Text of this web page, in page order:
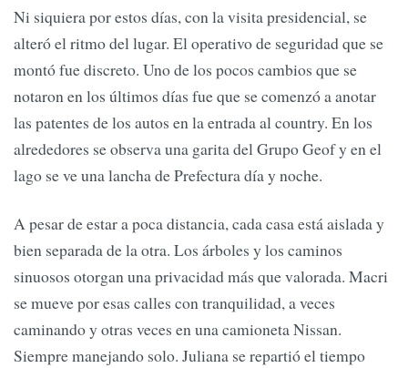
Ni siquiera por estos días, con la visita presidencial, se
alteró el ritmo del lugar. El operativo de seguridad que se
montó fue discreto. Uno de los pocos cambios que se
notaron en los últimos días fue que se comenzó a anotar
las patentes de los autos en la entrada al country. En los
alrededores se observa una garita del Grupo Geof y en el
lago se ve una lancha de Prefectura día y noche.
A pesar de estar a poca distancia, cada casa está aislada y
bien separada de la otra. Los árboles y los caminos
sinuosos otorgan una privacidad más que valorada. Macri
se mueve por esas calles con tranquilidad, a veces
caminando y otras veces en una camioneta Nissan.
Siempre manejando solo. Juliana se repartió el tiempo